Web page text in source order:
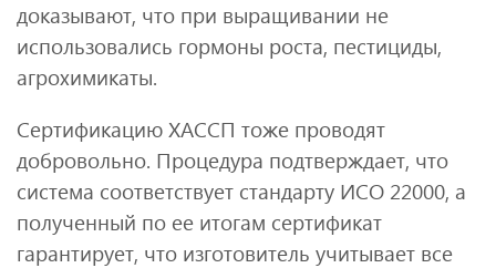
доказывают, что при выращивании не
использовались гормоны роста, пестициды,
агрохимикаты.
Сертификацию ХАССП тоже проводят
добровольно. Процедура подтверждает, что
система соответствует стандарту ИСО 22000, а
полученный по ее итогам сертификат
гарантирует, что изготовитель учитывает все